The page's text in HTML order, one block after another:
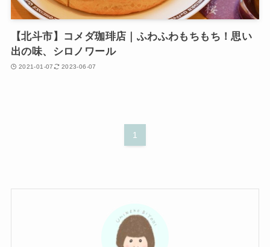
【北斗市】コメダ珈琲店｜ふわふわもちもち！思い
出の味、シロノワール
2021-01-07 2023-06-07
1